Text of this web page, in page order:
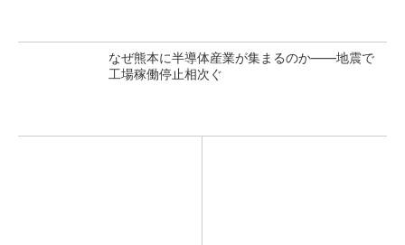
なぜ熊本に半導体産業が集まるのか――地震で
工場稼働停止相次ぐ